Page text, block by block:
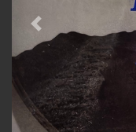
Previous